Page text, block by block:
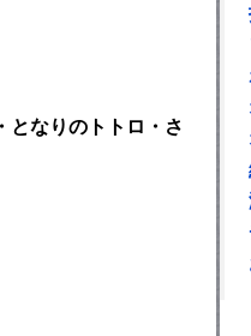
なりのトトロ・さ